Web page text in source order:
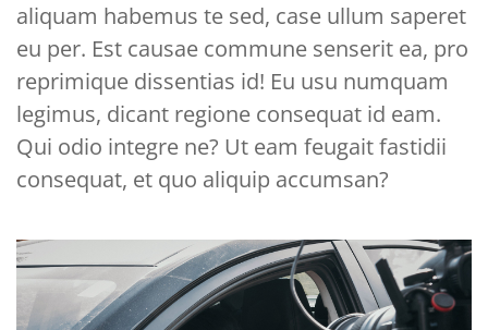
aliquam habemus te sed, case ullum saperet
eu per. Est causae commune senserit ea, pro
reprimique dissentias id! Eu usu numquam
legimus, dicant regione consequat id eam.
Qui odio integre ne? Ut eam feugait fastidii
consequat, et quo aliquip accumsan?